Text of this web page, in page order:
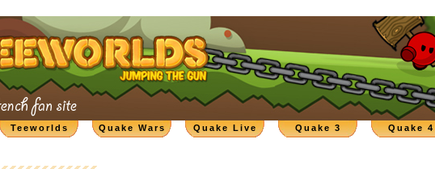
Quake 4
Quake 3
Quake Live
Quake Wars
Teeworlds